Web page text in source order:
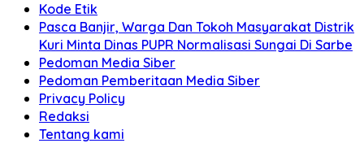
Kode Etik
Pasca Banjir, Warga Dan Tokoh Masyarakat Distrik
Kuri Minta Dinas PUPR Normalisasi Sungai Di Sarbe
Pedoman Media Siber
Pedoman Pemberitaan Media Siber
Privacy Policy
Redaksi
Tentang kami